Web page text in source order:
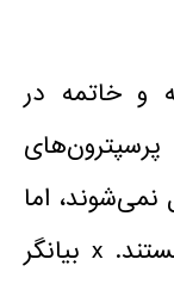
و خاتمه در
اما
معمول‌ترین نوع آنها این گونه هستند. x بیانگر